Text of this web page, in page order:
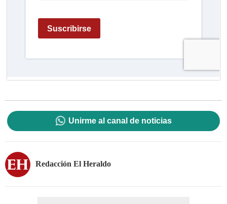
Unirme al canal de noticias
Redacción El Heraldo